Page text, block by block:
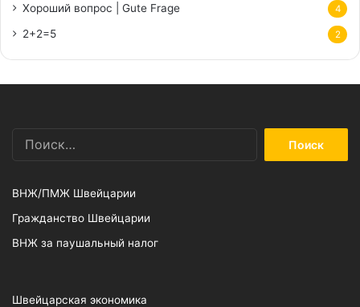
Хороший вопрос | Gute Frage 4
2+2=5 2
ВНЖ/ПМЖ Швейцарии
Гражданство Швейцарии
ВНЖ за паушальный налог
Швейцарская экономика